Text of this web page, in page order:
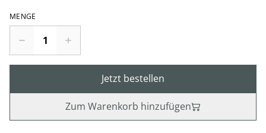
MENGE
Jetzt bestellen
Zum Warenkorb hinzufügen